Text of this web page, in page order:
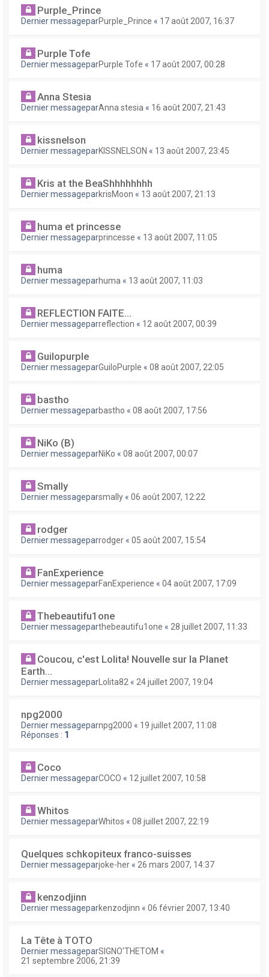
Purple_Prince
Dernier messageparPurple_Prince « 17 août 2007, 16:37
Purple Tofe
Dernier messageparPurple Tofe « 17 août 2007, 00:28
Anna Stesia
Dernier messageparAnna stesia « 16 août 2007, 21:43
kissnelson
Dernier messageparKISSNELSON « 13 août 2007, 23:45
Kris at the BeaShhhhhhhh
Dernier messageparkrisMoon « 13 août 2007, 21:13
huma et princesse
Dernier messageparprincesse « 13 août 2007, 11:05
huma
Dernier messageparhuma « 13 août 2007, 11:03
REFLECTION FAITE...
Dernier messageparreflection « 12 août 2007, 00:39
Guilopurple
Dernier messageparGuiloPurple « 08 août 2007, 22:05
bastho
Dernier messageparbastho « 08 août 2007, 17:56
NiKo (B)
Dernier messageparNiKo « 08 août 2007, 00:07
Smally
Dernier messageparsmally « 06 août 2007, 12:22
rodger
Dernier messageparrodger « 05 août 2007, 15:54
FanExperience
Dernier messageparFanExperience « 04 août 2007, 17:09
Thebeautifu1one
Dernier messageparthebeautifu1one « 28 juillet 2007, 11:33
Coucou, c'est Lolita! Nouvelle sur la Planet
Earth...
Dernier messagepar Lolita82 « 24 juillet 2007, 19:04
npg2000
Dernier messageparnpg2000 « 19 juillet 2007, 11:08
Réponses : 1
Coco
Dernier messageparCOCO « 12 juillet 2007, 10:58
Whitos
Dernier messageparWhitos « 08 juillet 2007, 22:19
Quelques schkopiteux franco-suisses
Dernier messageparjoke-her « 26 mars 2007, 14:37
kenzodjinn
Dernier messageparkenzodjinn « 06 février 2007, 13:40
La Tête à TOTO
Dernier messageparSIGNO'THETOM «
21 septembre 2006, 21:39